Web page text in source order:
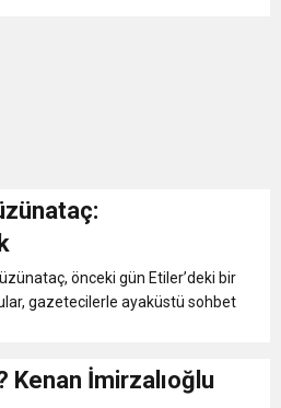
önceki gün Etiler’deki bir
gazetecilerle ayaküstü sohbet
Kenan İmirzalıoğlu